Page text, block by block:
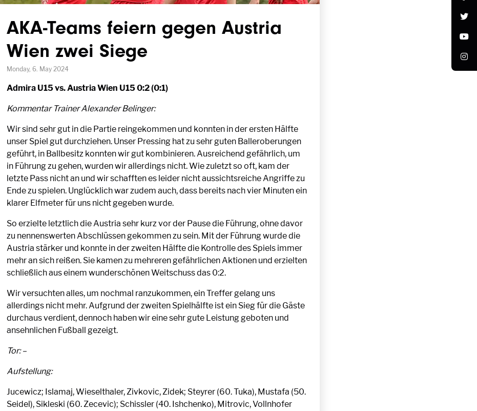
AKA-Teams feiern gegen Austria
Wien zwei Siege
Monday, 6. May 2024
Admira U15 vs. Austria Wien U15 0:2 (0:1)
Kommentar Trainer Alexander Belinger:
Wir sind sehr gut in die Partie reingekommen und konnten in der ersten Hälfte
unser Spiel gut durchziehen. Unser Pressing hat zu sehr guten Balleroberungen
geführt, in Ballbesitz konnten wir gut kombinieren. Ausreichend gefährlich, um
in Führung zu gehen, wurden wir allerdings nicht. Wie zuletzt so oft, kam der
letzte Pass nicht an und wir schafften es leider nicht aussichtsreiche Angriffe zu
Ende zu spielen. Unglücklich war zudem auch, dass bereits nach vier Minuten ein
klarer Elfmeter für uns nicht gegeben wurde.
So erzielte letztlich die Austria sehr kurz vor der Pause die Führung, ohne davor
zu nennenswerten Abschlüssen gekommen zu sein. Mit der Führung wurde die
Austria stärker und konnte in der zweiten Hälfte die Kontrolle des Spiels immer
mehr an sich reißen. Sie kamen zu mehreren gefährlichen Aktionen und erzielten
schließlich aus einem wunderschönen Weitschuss das 0:2.
Wir versuchten alles, um nochmal ranzukommen, ein Treffer gelang uns
allerdings nicht mehr. Aufgrund der zweiten Spielhälfte ist ein Sieg für die Gäste
durchaus verdient, dennoch haben wir eine sehr gute Leistung geboten und
ansehnlichen Fußball gezeigt.
Tor: –
Aufstellung:
Jucewicz; Islamaj, Wieselthaler, Zivkovic, Zidek; Steyrer (60. Tuka), Mustafa (50.
Seidel), Sikleski (60. Zecevic); Schissler (40. Ishchenko), Mitrovic, Vollnhofer